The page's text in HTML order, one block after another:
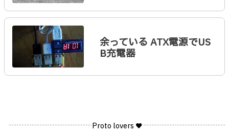
余っている ATX電源でUS
B充電器
Proto lovers ♥